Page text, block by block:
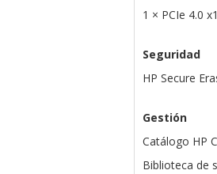
1 × PCIe 4.0
Seguridad
HP Secure
Gestión
Catálogo HP
Biblioteca de